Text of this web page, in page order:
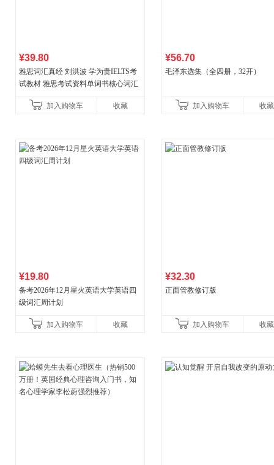
¥39.80
雅思词汇真经 刘洪波 学为贵IELTS考
试教材 雅思考试资料单词书核心词汇
加入购物车
收藏
¥56.70
毛泽东选集（全四册，32开）
加入购物车 收藏
¥19.80
备考2026年12月星火英语大学英语四
级词汇周计划
加入购物车 收藏
¥32.30
正面管教修订版
加入购物车 收藏